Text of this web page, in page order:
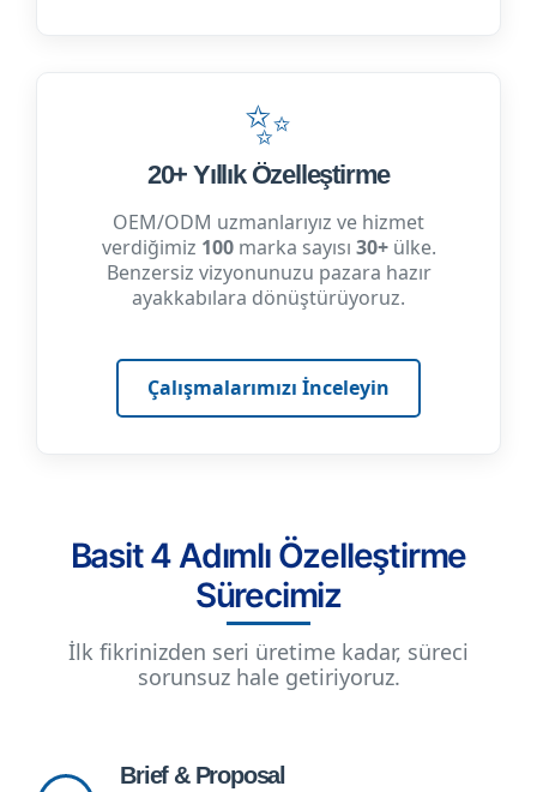
✨
20+ Yıllık Özelleştirme
OEM/ODM uzmanlarıyız ve hizmet
verdiğimiz 100marka sayısı 30+ülke.
Benzersiz vizyonunuzu pazara hazır
ayakkabılara dönüştürüyoruz.
Çalışmalarımızı İnceleyin
Basit 4 Adımlı Özelleştirme
Sürecimiz
İlk fikrinizden seri üretime kadar, süreci
sorunsuz hale getiriyoruz.
Brief & Proposal